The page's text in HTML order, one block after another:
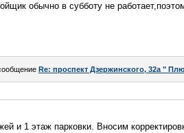
обычно в субботу не
Re: проспект Дзержинского, 32а "
и 1 этаж парковки. Вносим